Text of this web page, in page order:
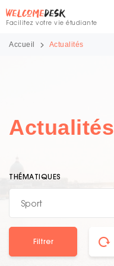
Facilitez votre vie étudiante
Accueil Actualités
Actualités
THÉMATIQUES
Sport
Filtrer